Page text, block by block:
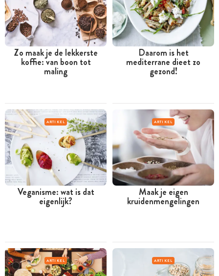
Zo maak je de lekkerste
koffie: van boon tot
maling
Daarom is het
mediterrane dieet zo
gezond!
ARTIKEL
Veganisme: wat is dat
eigenlijk?
ARTIKEL
Maak je eigen
kruidenmengelingen
ARTIKEL ARTIKEL